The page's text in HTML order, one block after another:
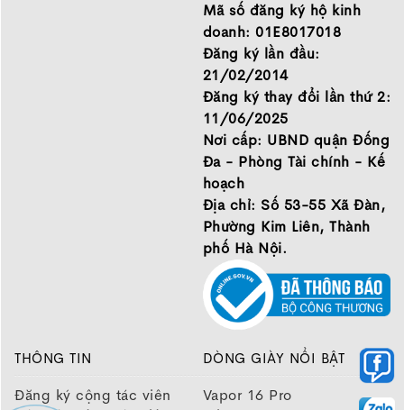
Mã số đăng ký hộ kinh
doanh: 01E8017018
Đăng ký lần đầu:
21/02/2014
Đăng ký thay đổi lần thứ 2:
11/06/2025
Nơi cấp: UBND quận Đống
Đa - Phòng Tài chính - Kế
hoạch
Địa chỉ: Số 53-55 Xã Đàn,
Phường Kim Liên, Thành
phố Hà Nội.
THÔNG TIN
Đăng ký cộng tác viên
DÒNG GIÀY NỔI BẬT
Vapor 16 Pro